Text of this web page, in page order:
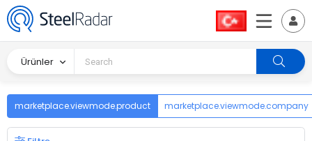
Ürünler
marketplace.viewmode.product marketplace.viewmode.company